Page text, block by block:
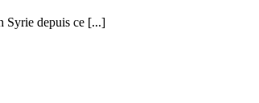
Syrie depuis ce [...]